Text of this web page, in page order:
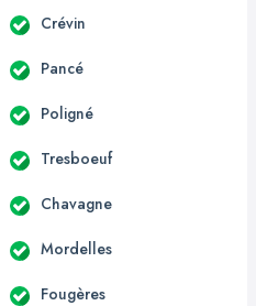
Crévin
Pancé
Poligné
Tresboeuf
Chavagne
Mordelles
Fougères